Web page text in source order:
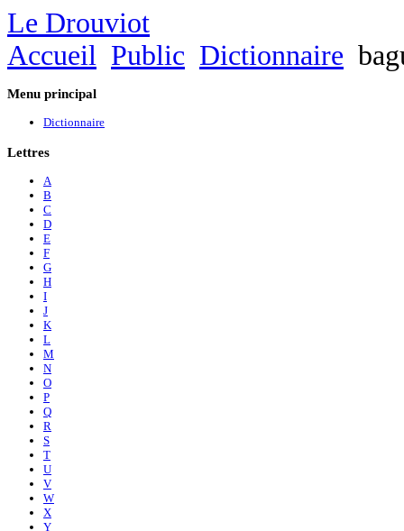
Le Drouviot
Accueil Public Dictionnaire
Menu principal
Dictionnaire
Lettres
A
B
C
D
E
F
G
H
I
J
K
L
M
N
O
P
Q
R
S
T
U
V
W
X
Y